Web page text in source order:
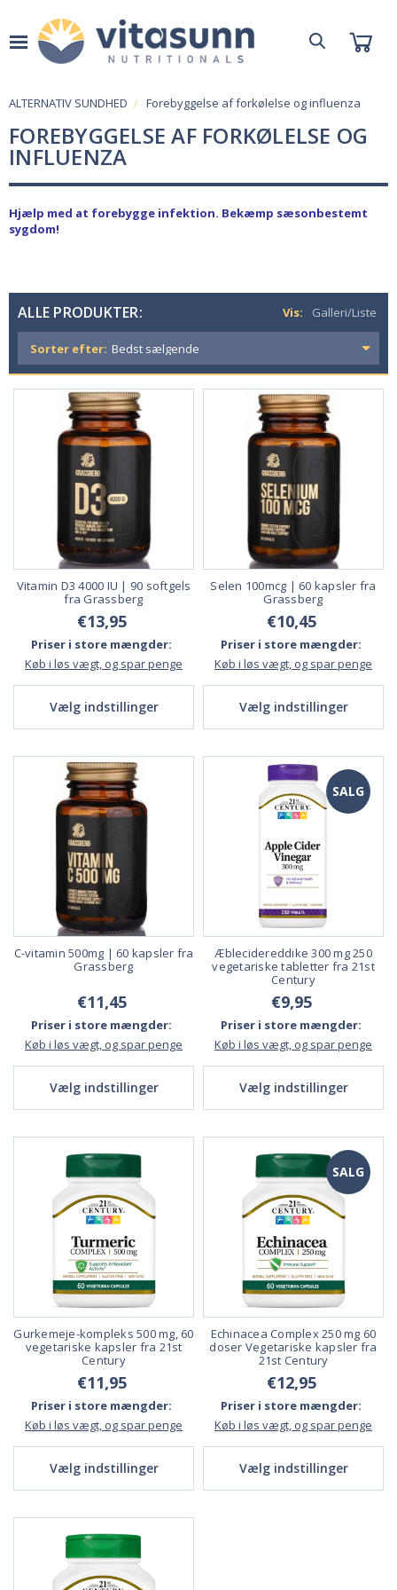
ALTERNATIV SUNDHED Forebyggelse af forkølelse og influenza
FOREBYGGELSE AF FORKØLELSE OG
INFLUENZA
Hjælp med at forebygge infektion. Bekæmp sæsonbestemt
sygdom!
ALLE PRODUKTER: Vis: Galleri/Liste
Sorter efter:
Vitamin D3 4000 IU | 90 softgels
fra Grassberg
€13,95
Priser i store mængder:
Køb i løs vægt, og spar penge
Vælg indstillinger
Selen 100mcg | 60 kapsler fra
Grassberg
€10,45
Priser i store mængder:
Køb i løs vægt, og spar penge
Vælg indstillinger
C-vitamin 500mg | 60 kapsler fra
Grassberg
€11,45
Priser i store mængder:
Køb i løs vægt, og spar penge
Vælg indstillinger
SALG
Æblecidereddike 300 mg 250
vegetariske tabletter fra 21st
Century
€9,95
Priser i store mængder:
Køb i løs vægt, og spar penge
Vælg indstillinger
Gurkemeje-kompleks 500 mg, 60
vegetariske kapsler fra 21st
Century
€11,95
Priser i store mængder:
Køb i løs vægt, og spar penge
Vælg indstillinger
SALG
Echinacea Complex 250 mg 60
doser Vegetariske kapsler fra
21st Century
€12,95
Priser i store mængder:
Køb i løs vægt, og spar penge
Vælg indstillinger